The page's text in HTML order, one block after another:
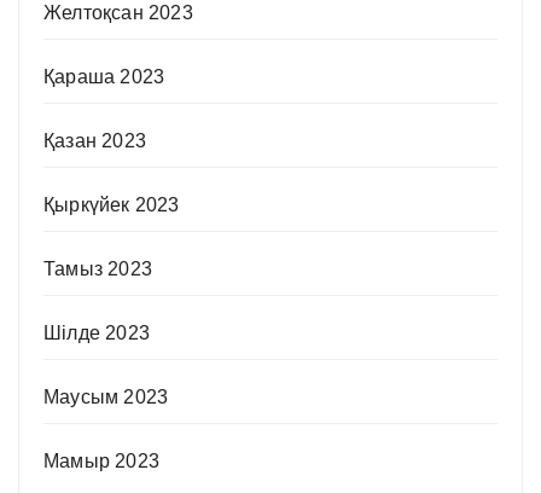
Желтоқсан 2023
Қараша 2023
Қазан 2023
Қыркүйек 2023
Тамыз 2023
Шілде 2023
Маусым 2023
Мамыр 2023